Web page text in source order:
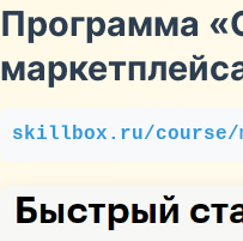
Программа
skillbox.ru/course/